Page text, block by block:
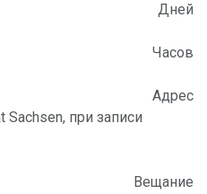
Дней
Часов
Адрес
Sachsen, при записи
Вещание